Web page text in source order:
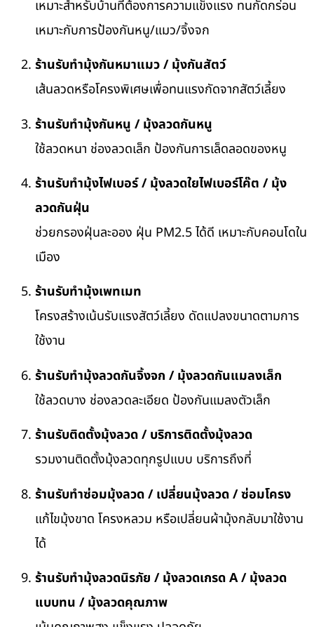
เหมาะสำหรับบ้านที่ต้องการความแข็งแรง ทนกัดกร่อน
เหมาะกับการป้องกันหนู/แมว/จิ้งจก
ร้านรับทำมุ้งกันหมาแมว / มุ้งกันสัตว์
เส้นลวดหรือโครงพิเศษเพื่อทนแรงกัดจากสัตว์เลี้ยง
ร้านรับทำมุ้งกันหนู / มุ้งลวดกันหนู
ใช้ลวดหนา ช่องลวดเล็ก ป้องกันการเล็ดลอดของหนู
ร้านรับทำมุ้งไฟเบอร์ / มุ้งลวดใยไฟเบอร์โค๊ต / มุ้ง
ลวดกันฝุ่น
ช่วยกรองฝุ่นละออง ฝุ่น PM2.5 ได้ดี เหมาะกับคอนโดใน
เมือง
ร้านรับทำมุ้งเพทเมท
โครงสร้างเน้นรับแรงสัตว์เลี้ยง ดัดแปลงขนาดตามการ
ใช้งาน
ร้านรับทำมุ้งลวดกันจิ้งจก / มุ้งลวดกันแมลงเล็ก
ใช้ลวดบาง ช่องลวดละเอียด ป้องกันแมลงตัวเล็ก
ร้านรับติดตั้งมุ้งลวด / บริการติดตั้งมุ้งลวด
รวมงานติดตั้งมุ้งลวดทุกรูปแบบ บริการถึงที่
ร้านรับทำซ่อมมุ้งลวด / เปลี่ยนมุ้งลวด / ซ่อมโครง
แก้ไขมุ้งขาด โครงหลวม หรือเปลี่ยนผ้ามุ้งกลับมาใช้งาน
ได้
ร้านรับทำมุ้งลวดนิรภัย / มุ้งลวดเกรด A / มุ้งลวด
แบบทน / มุ้งลวดคุณภาพ